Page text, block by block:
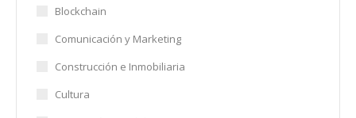
Blockchain
Comunicación y Marketing
Construcción e Inmobiliaria
Cultura